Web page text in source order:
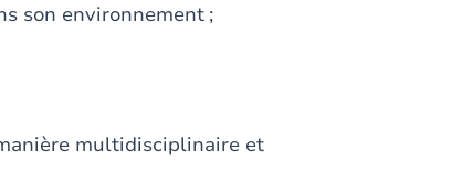
son environnement ;
multidisciplinaire et